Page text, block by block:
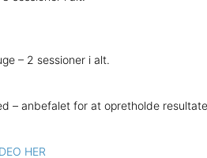
– 2 sessioner i alt.
– anbefalet for at opretholde
HER